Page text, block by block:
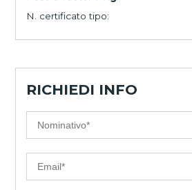
N. certificato tipo:
RICHIEDI INFO